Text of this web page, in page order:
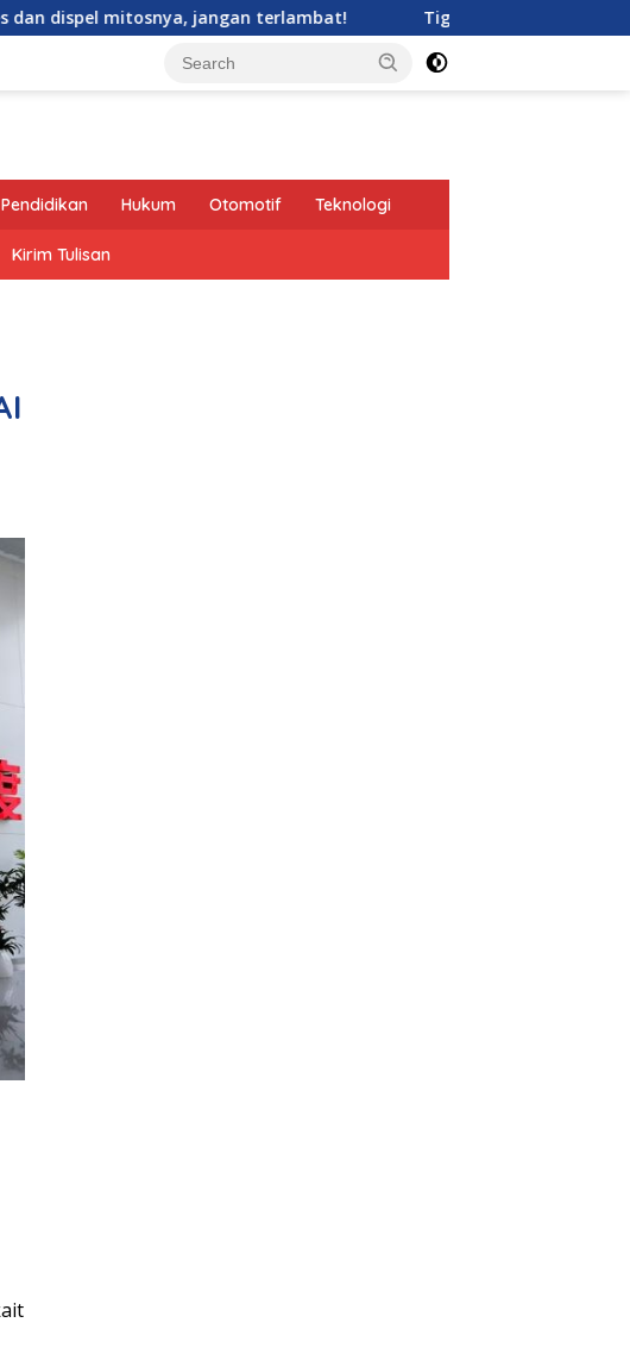
jangan terlambat! Tiga Bentuk Perhatian Pangeran Ian pada
Pendidikan Hukum Otomotif Teknologi
Kirim Tulisan